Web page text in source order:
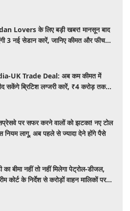
Lovers के लिए बड़ी खबर! मानसून बाद
3 नई सेडान कारें, जानिए कीमत और फीचर्स
UK Trade Deal: अब कम कीमत में
सकेंगे ब्रिटिश लग्जरी कारें, ₹4 करोड़ तक
पर सफर करने वालों को झटका! नए टोल
नियम लागू, अब पहले से ज्यादा देने होंगे पैसे
का बीमा नहीं तो नहीं मिलेगा पेट्रोल-डीजल,
कोर्ट के निर्देश से करोड़ों वाहन मालिकों पर